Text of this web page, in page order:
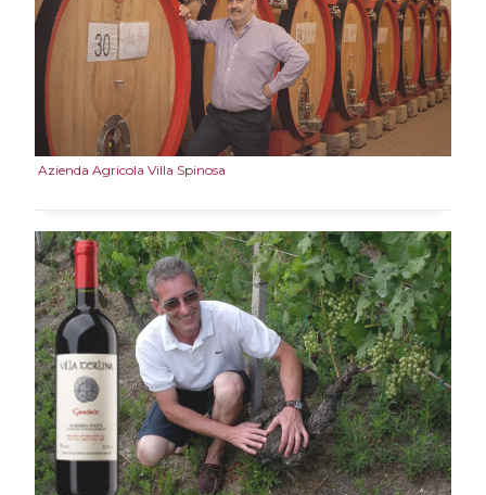
Azienda Agricola Villa Spinosa